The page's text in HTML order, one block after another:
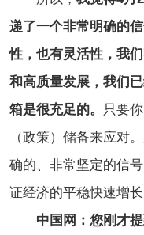
递了一个非常明确的
性，也有灵活性，我
和高质量发展，我们
箱是很充足的。
只要
（政策）储备来应对
确的、非常坚定的信
证经济的平稳快速增长
中国网：您刚才